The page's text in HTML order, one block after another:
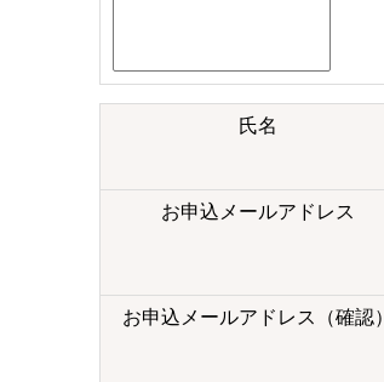
氏名
お申込メールアドレス
お申込メールアドレス（確認）